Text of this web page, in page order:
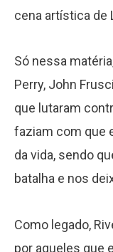
cena artística de
Só nessa
Perry, John
que lutaram
faziam com que
da vida, sendo
batalha e nos
Como legado,
por aqueles que